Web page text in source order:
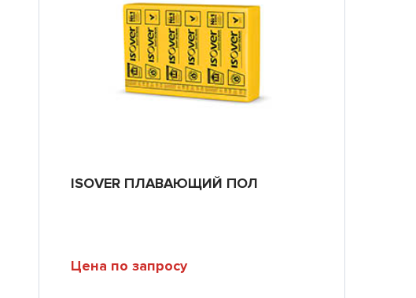
ISOVER ПЛАВАЮЩИЙ ПОЛ
Цена по запросу